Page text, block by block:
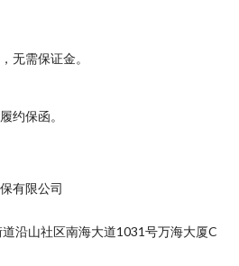
无需保证金。
约保函。
有限公司
沿山社区南海大道1031号万海大厦C